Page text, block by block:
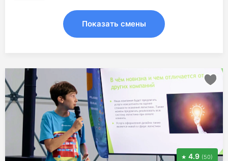
Показать смены
4.9 (50)